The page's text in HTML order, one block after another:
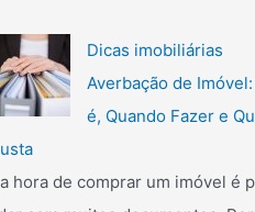
Dicas imobiliárias
Averbação de
é, Quando Fazer e
hora de comprar um imóvel é